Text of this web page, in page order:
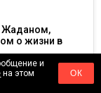
Жаданом,
о жизни в
и
на этом
ОК